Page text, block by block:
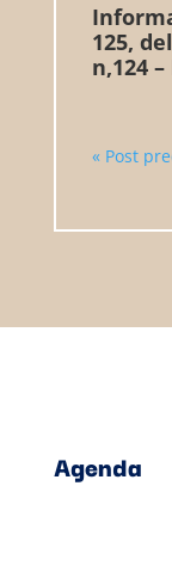
125,
n,124 –
« Post
Agenda